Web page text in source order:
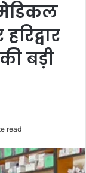
बड़ी
read